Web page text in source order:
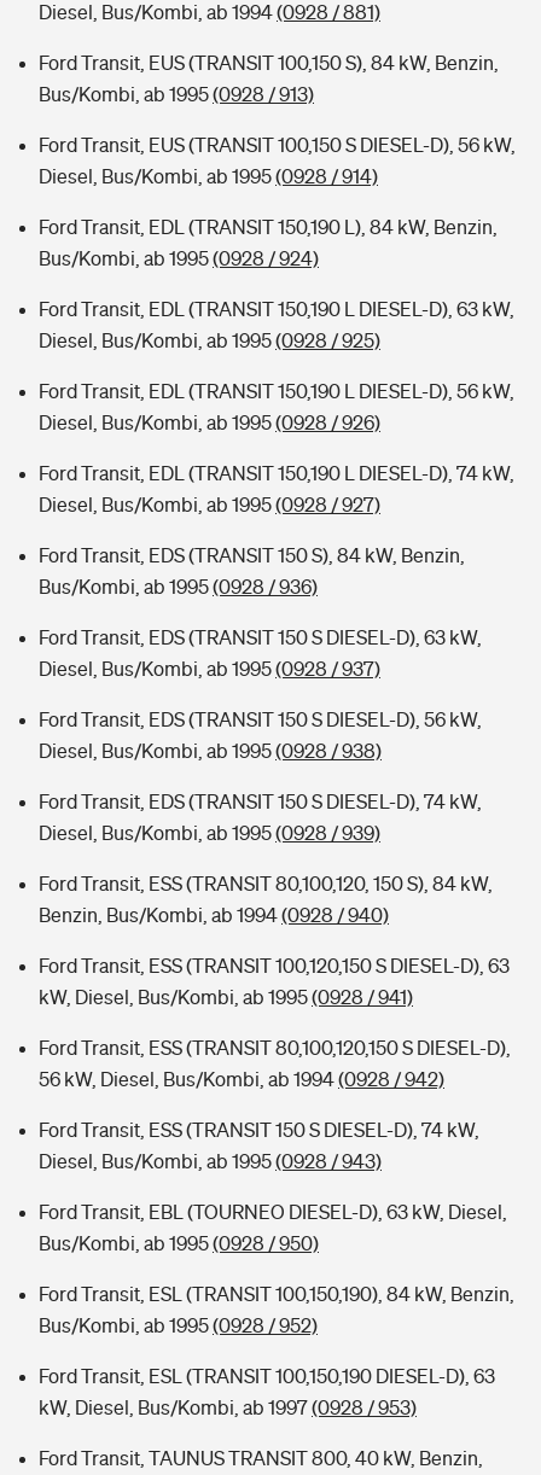
Diesel, Bus/Kombi, ab 1994(0928 / 881)
Ford Transit, EUS (TRANSIT 100,150 S), 84 kW, Benzin,
Bus/Kombi, ab 1995(0928 / 913)
Ford Transit, EUS (TRANSIT 100,150 S DIESEL-D), 56 kW,
Diesel, Bus/Kombi, ab 1995(0928 / 914)
Ford Transit, EDL (TRANSIT 150,190 L), 84 kW, Benzin,
Bus/Kombi, ab 1995(0928 / 924)
Ford Transit, EDL (TRANSIT 150,190 L DIESEL-D), 63 kW,
Diesel, Bus/Kombi, ab 1995(0928 / 925)
Ford Transit, EDL (TRANSIT 150,190 L DIESEL-D), 56 kW,
Diesel, Bus/Kombi, ab 1995(0928 / 926)
Ford Transit, EDL (TRANSIT 150,190 L DIESEL-D), 74 kW,
Diesel, Bus/Kombi, ab 1995(0928 / 927)
Ford Transit, EDS (TRANSIT 150 S), 84 kW, Benzin,
Bus/Kombi, ab 1995(0928 / 936)
Ford Transit, EDS (TRANSIT 150 S DIESEL-D), 63 kW,
Diesel, Bus/Kombi, ab 1995(0928 / 937)
Ford Transit, EDS (TRANSIT 150 S DIESEL-D), 56 kW,
Diesel, Bus/Kombi, ab 1995(0928 / 938)
Ford Transit, EDS (TRANSIT 150 S DIESEL-D), 74 kW,
Diesel, Bus/Kombi, ab 1995(0928 / 939)
Ford Transit, ESS (TRANSIT 80,100,120, 150 S), 84 kW,
Benzin, Bus/Kombi, ab 1994(0928 / 940)
Ford Transit, ESS (TRANSIT 100,120,150 S DIESEL-D), 63
kW, Diesel, Bus/Kombi, ab 1995(0928 / 941)
Ford Transit, ESS (TRANSIT 80,100,120,150 S DIESEL-D),
56 kW, Diesel, Bus/Kombi, ab 1994(0928 / 942)
Ford Transit, ESS (TRANSIT 150 S DIESEL-D), 74 kW,
Diesel, Bus/Kombi, ab 1995(0928 / 943)
Ford Transit, EBL (TOURNEO DIESEL-D), 63 kW, Diesel,
Bus/Kombi, ab 1995(0928 / 950)
Ford Transit, ESL (TRANSIT 100,150,190), 84 kW, Benzin,
Bus/Kombi, ab 1995(0928 / 952)
Ford Transit, ESL (TRANSIT 100,150,190 DIESEL-D), 63
kW, Diesel, Bus/Kombi, ab 1997(0928 / 953)
Ford Transit, TAUNUS TRANSIT 800, 40 kW, Benzin,